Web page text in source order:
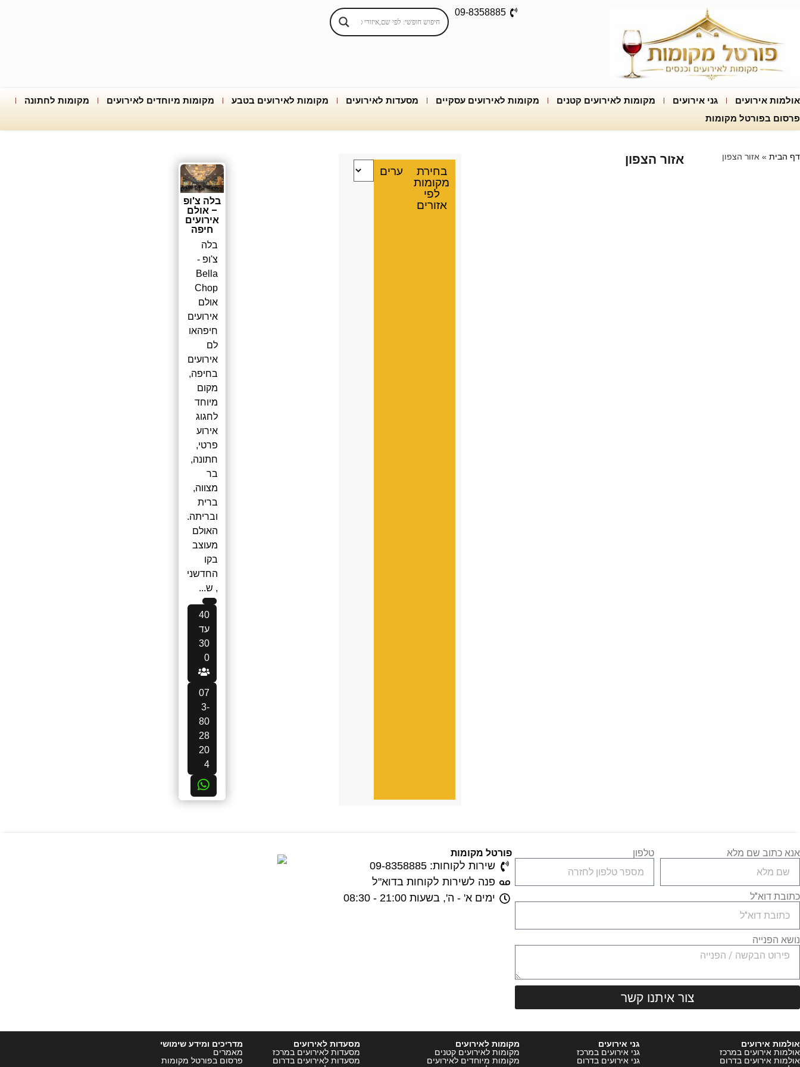
09-8358885
אולמות אירועים גני אירועים מקומות לאירועים קטנים מקומות לאירועים עסקיים מסעדות לאירועים מקומות לאירועים בטבע מקומות מיוחדים לאירועים
מקומות לחתונה
פרסום בפורטל מקומות
דף הבית » אזור הצפון אזור הצפון
בחירת
מקומות
לפי
אזורים
ערים
בלה צ'ופ
– אולם
אירועים
חיפה
בלה
צ'ופ -
Bella
Chop
אולם
אירועים
חיפהאו
לם
אירועים
בחיפה,
מקום
מיוחד
לחגוג
אירוע
פרטי,
חתונה,
בר
מצווה,
ברית
ובריתה.
האולם
מעוצב
בקו
החדשני
, ש...
40
עד
30
0
07
3-
80
28
20
4
אנא כתוב שם מלא טלפון
כתובת דוא"ל
נושא הפנייה
צור איתנו קשר
פורטל מקומות
שירות לקוחות: 09-8358885
פנה לשירות לקוחות בדוא"ל
ימים א' - ה', בשעות 21:00 - 08:30
אולמות אירועים
אולמות אירועים במרכז
אולמות אירועים בדרום
גני אירועים
גני אירועים במרכז
גני אירועים בדרום
מקומות לאירועים
מקומות לאירועים קטנים
מקומות מיוחדים לאירועים
מסעדות לאירועים
מסעדות לאירועים במרכז
מסעדות לאירועים בדרום
מדריכים ומידע שימושי
מאמרים
פרסום בפורטל מקומות